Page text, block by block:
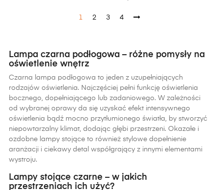
1 2 3 4
Lampa czarna podłogowa – różne pomysły na
oświetlenie wnętrz
Czarna lampa podłogowa to jeden z uzupełniających
rodzajów oświetlenia. Najczęściej pełni funkcję oświetlenia
bocznego, dopełniającego lub zadaniowego. W zależności
od wybranej oprawy da się uzyskać efekt intensywnego
oświetlenia bądź mocno przytłumionego światła, by stworzyć
niepowtarzalny klimat, dodając głębi przestrzeni. Okazałe i
ozdobne lampy stojące to również stylowe dopełnienie
aranżacji i ciekawy detal współgrający z innymi elementami
wystroju.
Lampy stojące czarne – w jakich
przestrzeniach ich użyć?